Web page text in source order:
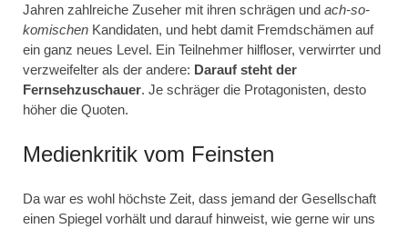
Jahren zahlreiche Zuseher mit ihren schrägen und ach-so-
komischen Kandidaten, und hebt damit Fremdschämen auf
ein ganz neues Level. Ein Teilnehmer hilfloser, verwirrter und
verzweifelter als der andere: Darauf steht der
Fernsehzuschauer. Je schräger die Protagonisten, desto
höher die Quoten.
Medienkritik vom Feinsten
Da war es wohl höchste Zeit, dass jemand der Gesellschaft
einen Spiegel vorhält und darauf hinweist, wie gerne wir uns